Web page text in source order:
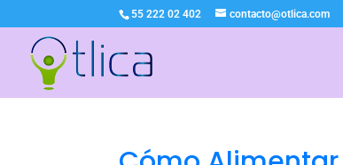
55 222 02 402 contacto@otlica.com